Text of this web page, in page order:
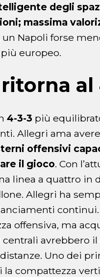
degli
massima
un Napoli forse
europeo.
al
4-3-3 più
Allegri ama
offensivi
il gioco. Con
linea a quattro in
Allegri ha
continui.
offensiva, ma
avrebbero
Uno dei
compattezza